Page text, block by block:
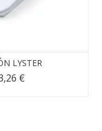
LYSTER
€